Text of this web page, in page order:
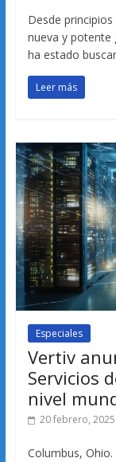
Desde
nueva y potente
ha estado
Leer más
Especiales
Vertiv
Servicios
nivel
20 febrero, 2025
Columbus,